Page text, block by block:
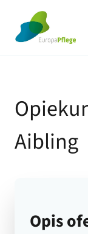
treści
Aibling
Opis